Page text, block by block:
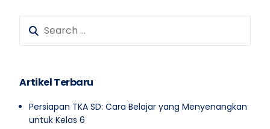
Artikel Terbaru
Persiapan TKA SD: Cara Belajar yang Menyenangkan
untuk Kelas 6